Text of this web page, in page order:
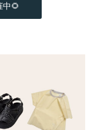
中🌻